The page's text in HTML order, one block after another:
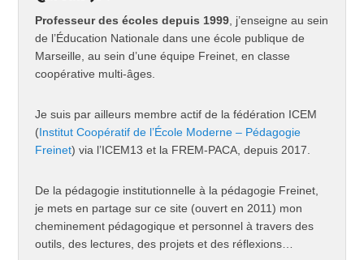
Professeur des écoles depuis 1999 , j’enseigne au sein
de l’Éducation Nationale dans une école publique de
Marseille, au sein d’une équipe Freinet, en classe
coopérative multi-âges.
Je suis par ailleurs membre actif de la fédération ICEM
(Institut Coopératif de l’École Moderne – Pédagogie
Freinet) via l’ICEM13 et la FREM-PACA, depuis 2017.
De la pédagogie institutionnelle à la pédagogie Freinet,
je mets en partage sur ce site (ouvert en 2011) mon
cheminement pédagogique et personnel à travers des
outils, des lectures, des projets et des réflexions…